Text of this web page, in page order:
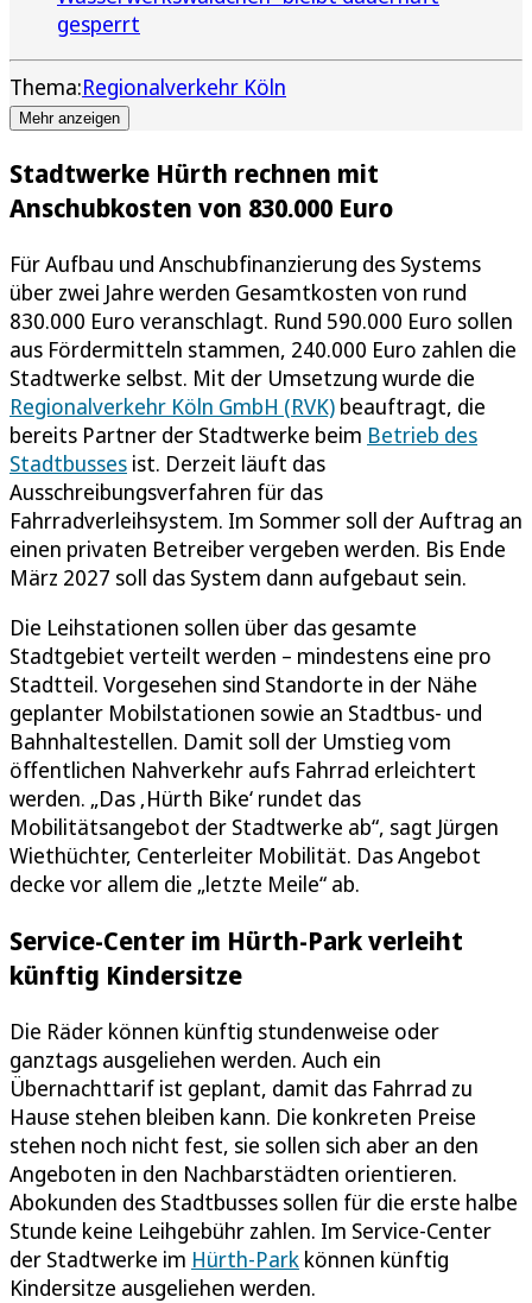
gesperrt
Thema:Regionalverkehr Köln
Mehr anzeigen
Stadtwerke Hürth rechnen mit
Anschubkosten von 830.000 Euro
Für Aufbau und Anschubfinanzierung des Systems
über zwei Jahre werden Gesamtkosten von rund
830.000 Euro veranschlagt. Rund 590.000 Euro sollen
aus Fördermitteln stammen, 240.000 Euro zahlen die
Stadtwerke selbst. Mit der Umsetzung wurde die
Regionalverkehr Köln GmbH (RVK) beauftragt, die
bereits Partner der Stadtwerke beim Betrieb des
Stadtbusses ist. Derzeit läuft das
Ausschreibungsverfahren für das
Fahrradverleihsystem. Im Sommer soll der Auftrag an
einen privaten Betreiber vergeben werden. Bis Ende
März 2027 soll das System dann aufgebaut sein.
Die Leihstationen sollen über das gesamte
Stadtgebiet verteilt werden – mindestens eine pro
Stadtteil. Vorgesehen sind Standorte in der Nähe
geplanter Mobilstationen sowie an Stadtbus- und
Bahnhaltestellen. Damit soll der Umstieg vom
öffentlichen Nahverkehr aufs Fahrrad erleichtert
werden. „Das ‚Hürth Bike‘ rundet das
Mobilitätsangebot der Stadtwerke ab“, sagt Jürgen
Wiethüchter, Centerleiter Mobilität. Das Angebot
decke vor allem die „letzte Meile“ ab.
Service-Center im Hürth-Park verleiht
künftig Kindersitze
Die Räder können künftig stundenweise oder
ganztags ausgeliehen werden. Auch ein
Übernachttarif ist geplant, damit das Fahrrad zu
Hause stehen bleiben kann. Die konkreten Preise
stehen noch nicht fest, sie sollen sich aber an den
Angeboten in den Nachbarstädten orientieren.
Abokunden des Stadtbusses sollen für die erste halbe
Stunde keine Leihgebühr zahlen. Im Service-Center
der Stadtwerke im Hürth-Park können künftig
Kindersitze ausgeliehen werden.